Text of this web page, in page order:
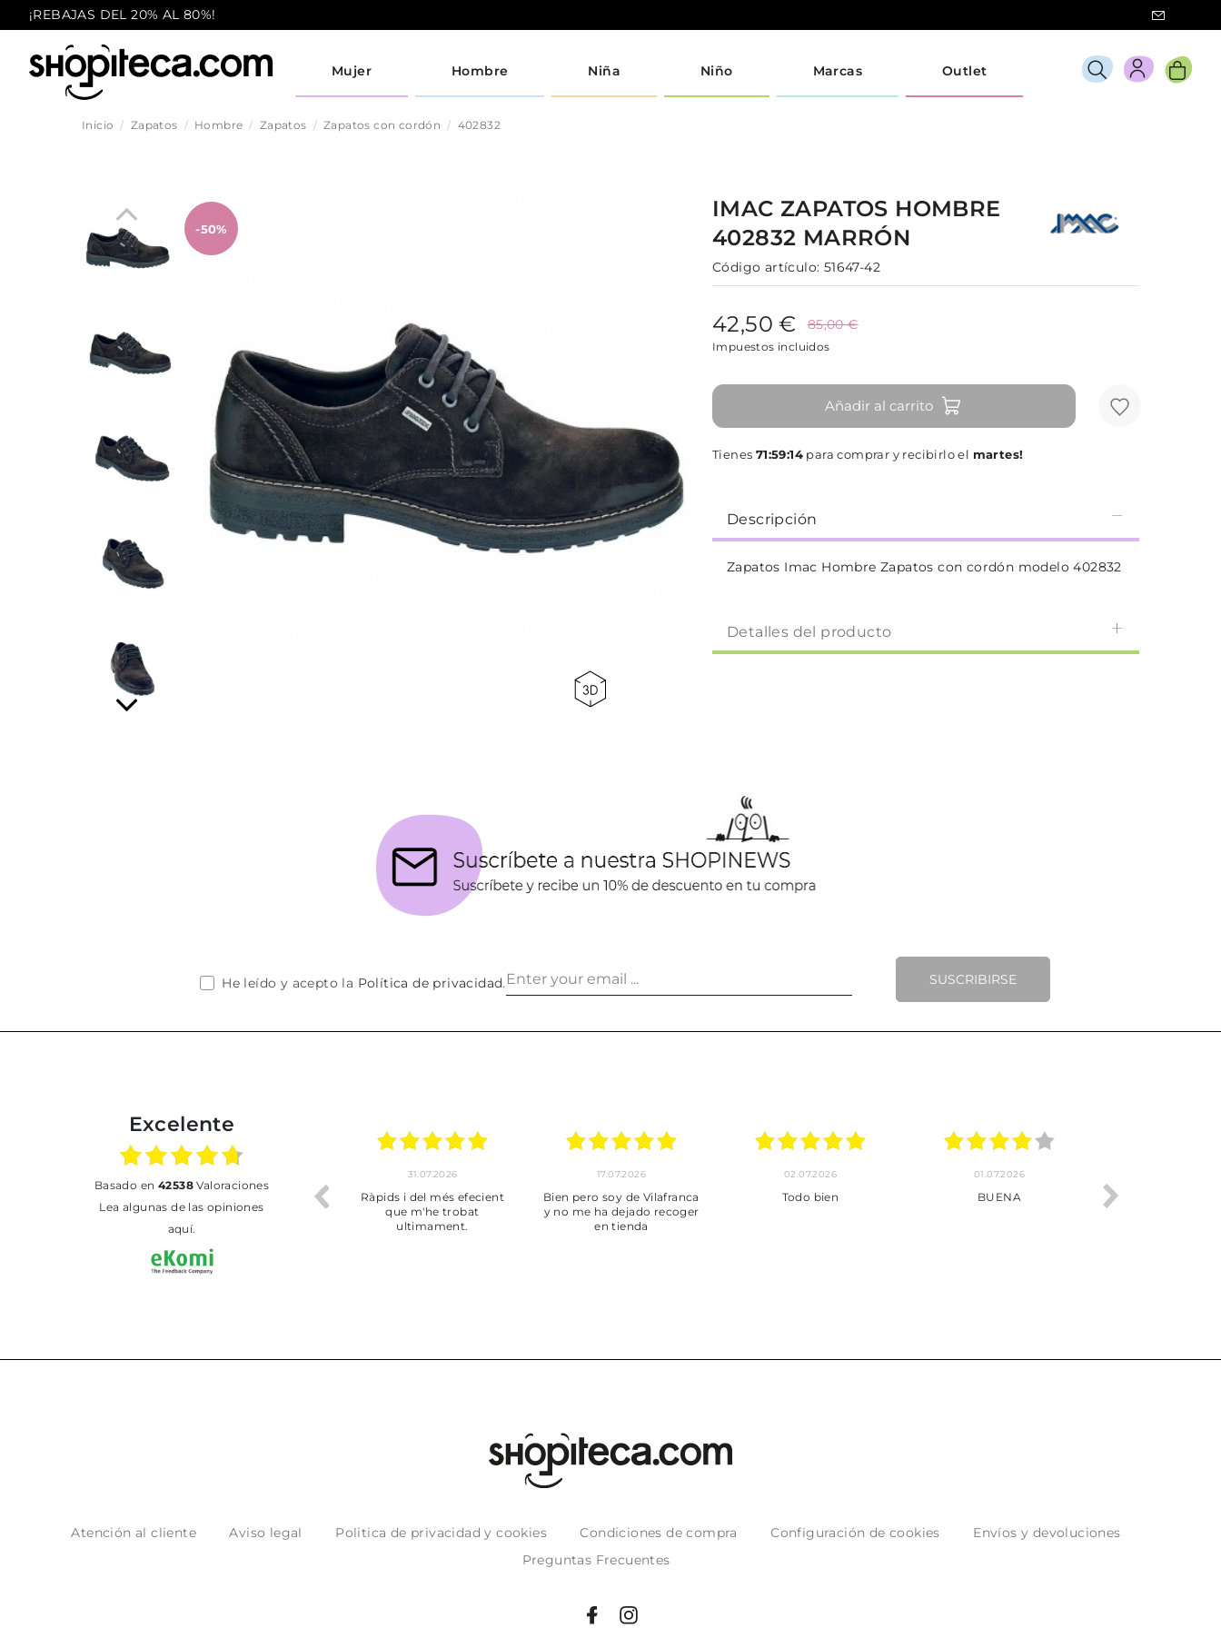
¡REBAJAS DEL 20% AL 80%!
Mujer Hombre Niña Niño Marcas Outlet
Inicio Zapatos Hombre Zapatos Zapatos con cordón 402832
-50%
IMAC ZAPATOS HOMBRE
402832 MARRÓN
Código artículo: 51647-42
42,50 € 85,00 €
Impuestos incluidos
Añadir al carrito
Tienes 71:59:13para comprar y recibirlo el martes!
Descripción
Zapatos Imac Hombre Zapatos con cordón modelo 402832
Detalles del producto
SUSCRIBIRSE
He leído y acepto la Política de privacidad.
Excelente
basado en 42538Valoraciones
Lea algunas de las opiniones
aquí.
servicio
Ràpids i del més efecient
que m'he trobat
Bien pero soy de Vilafranca
y no me ha dejado recoger
Todo bien Tot perfecte
Atención al cliente Aviso legal Politica de privacidad y cookies Condiciones de compra Configuración de cookies
Envíos y devoluciones
Preguntas Frecuentes